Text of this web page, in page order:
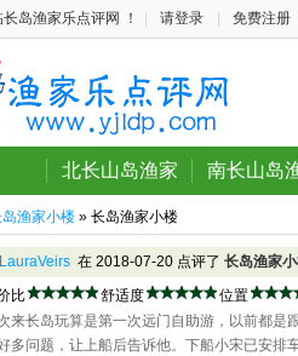
岛渔家乐点评网 ！ 请登录 免费注册
北长山岛渔家 南长山岛
渔家小楼 » 长岛渔家小楼
LauraVeirs 在 2018-07-20 点评了 长岛渔家
比
舒适度 位置
来长岛玩算是第一次远门自助游，以前都是
多问题，让上船后告诉他。下船小宋已安排